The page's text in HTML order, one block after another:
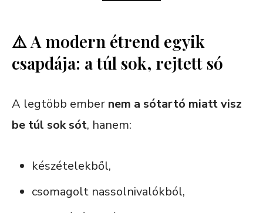
⚠️ A modern étrend egyik
csapdája: a túl sok, rejtett só
A legtöbb ember nem a sótartó miatt visz
be túl sok sót, hanem:
készételekből,
csomagolt nassolnivalókból,